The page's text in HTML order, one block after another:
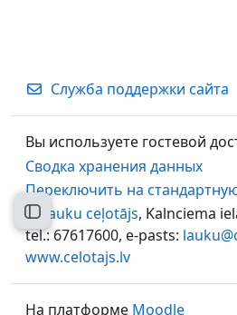
Открыть оглавление курса
Служба поддержки сайта
Вы используете гостевой
Сводка хранения данных
Переключить на
© Lauku ceļotājs, Kalnciema
tel.: 67617600, e-pasts:
www.celotajs.lv
На платформе Moodle